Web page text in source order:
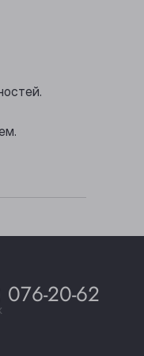
20-62